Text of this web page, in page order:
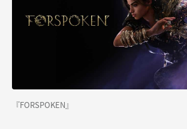
『FORSPOKEN』